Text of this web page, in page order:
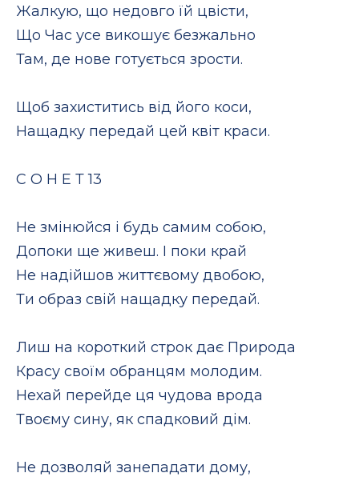
Жалкую, що недовго їй цвісти,
Що Час усе викошує безжально
Там, де нове готується зрости.
Щоб захиститись від його коси,
Нащадку передай цей квіт краси.
С О Н Е Т 13
Не змінюйся і будь самим собою,
Допоки ще живеш. І поки край
Не надійшов життєвому двобою,
Ти образ свій нащадку передай.
Лиш на короткий строк дає Природа
Красу своїм обранцям молодим.
Нехай перейде ця чудова врода
Твоєму сину, як спадковий дім.
Не дозволяй занепадати дому,